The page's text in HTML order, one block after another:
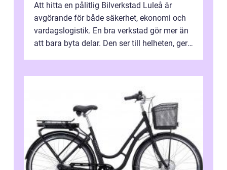
Att hitta en pålitlig Bilverkstad Luleå är
avgörande för både säkerhet, ekonomi och
vardagslogistik. En bra verkstad gör mer än
att bara byta delar. Den ser till helheten, ger